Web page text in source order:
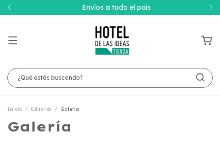
Envíos a todo el país
Inicio / Editorial / Galería
Galería